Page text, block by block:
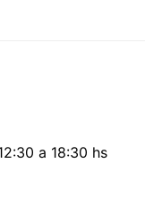
a 18:30 hs